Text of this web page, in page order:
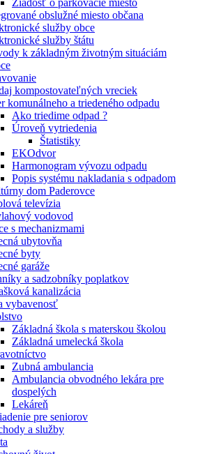
Žiadosť o parkovacie miesto
obslužné miesto občana
služby obce
služby štátu
k základným životným situáciám
kompostovateľných vreciek
komunálneho a triedeného odpadu
Ako triedime odpad ?
Úroveň vytriedenia
Štatistiky
EKOdvor
Harmonogram vývozu odpadu
Popis systému nakladania s odpadom
dom Paderovce
televízia
vodovod
s mechanizmami
ubytovňa
byty
garáže
a sadzobníky poplatkov
kanalizácia
vybavenosť
Základná škola s materskou školou
Základná umelecká škola
Zubná ambulancia
Ambulancia obvodného lekára pre
dospelých
Lekáreň
pre seniorov
a služby